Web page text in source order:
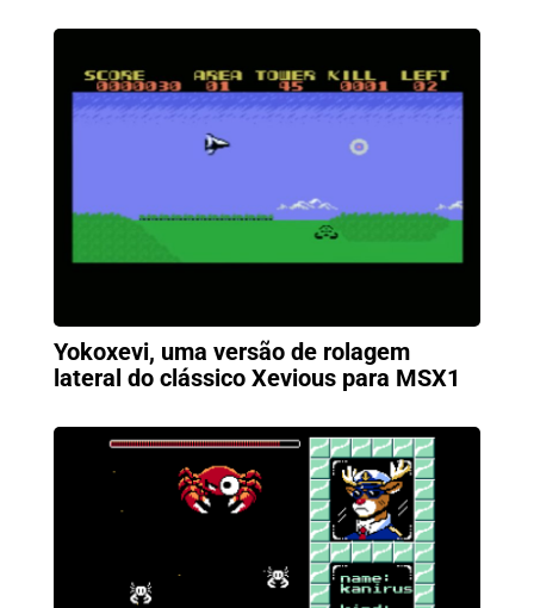
Yokoxevi, uma versão de rolagem
lateral do clássico Xevious para MSX1